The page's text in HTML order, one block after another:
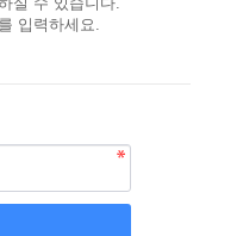
입력하세요.